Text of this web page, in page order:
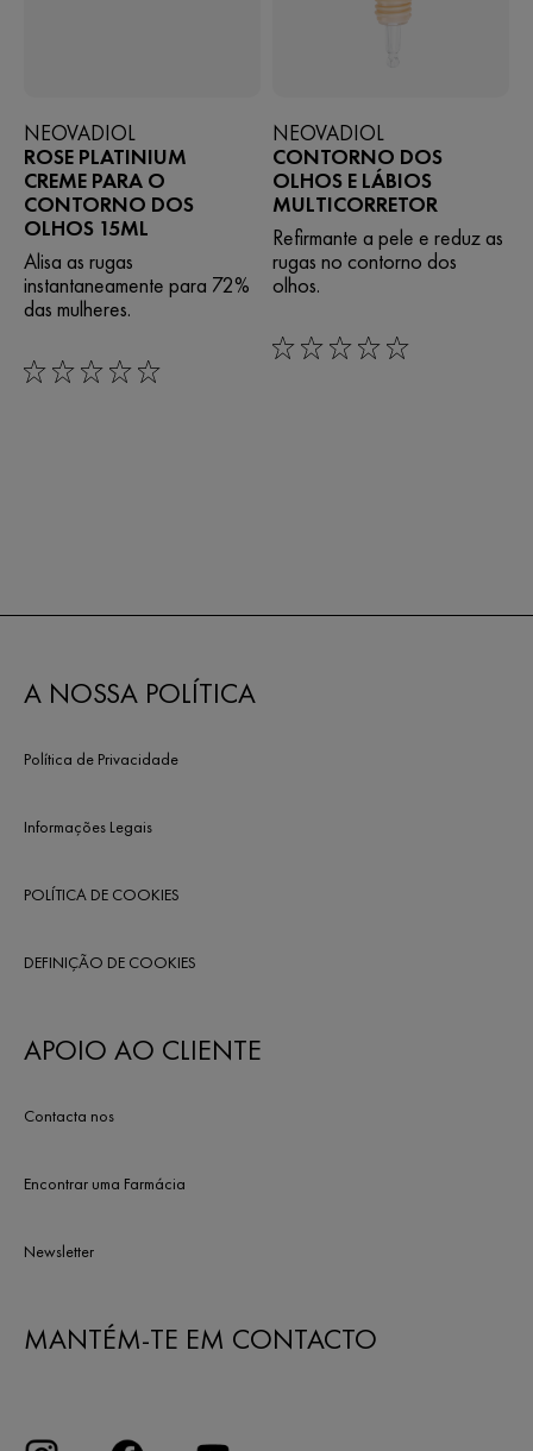
NEOVADIOL
ROSE PLATINIUM
CREME PARA O
CONTORNO DOS
OLHOS 15ML
Alisa as rugas
instantaneamente para 72%
das mulheres.
0/5
NEOVADIOL
CONTORNO DOS
OLHOS E LÁBIOS
MULTICORRETOR
Refirmante a pele e reduz as
rugas no contorno dos
olhos.
0/5
A NOSSA POLÍTICA
Política de Privacidade
Informações Legais
POLÍTICA DE COOKIES
DEFINIÇÃO DE COOKIES
APOIO AO CLIENTE
Contacta nos
Encontrar uma Farmácia
Newsletter
MANTÉM-TE EM CONTACTO